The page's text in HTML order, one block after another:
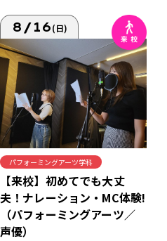
8/16(日)
パフォーミングアーツ学科
【来校】初めてでも大丈
夫！ナレーション・MC体験!
（パフォーミングアーツ／
声優）